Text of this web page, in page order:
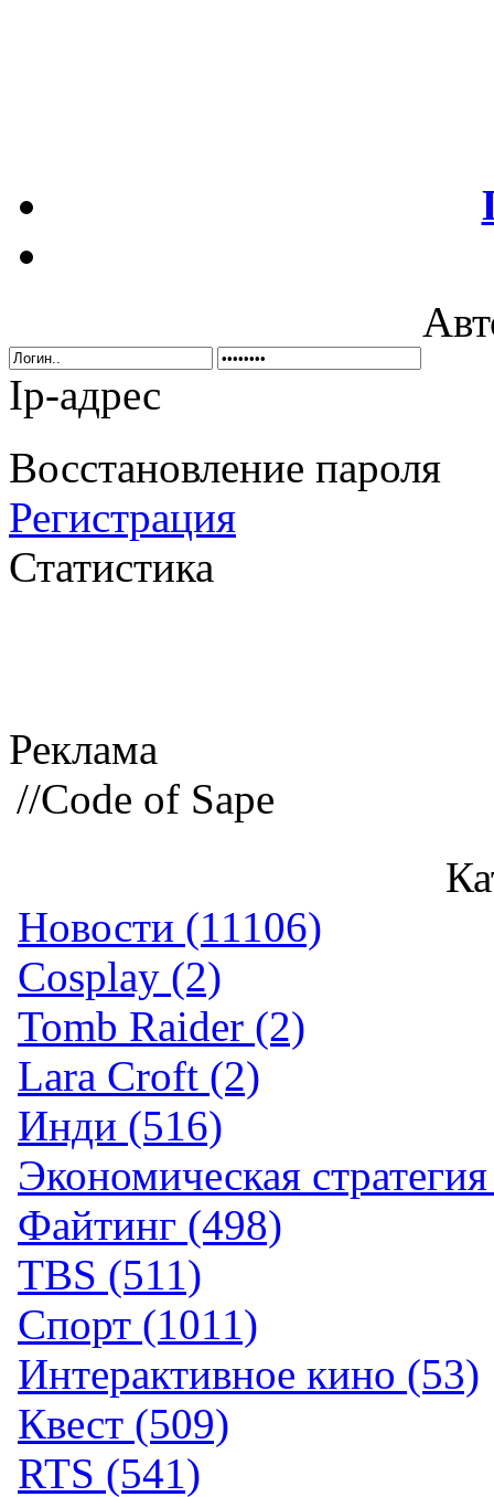
Ip-адрес
Восстановление пароля
Регистрация
Статистика
Реклама
//Code of Sape
Новости (11106)
Cosplay (2)
Tomb Raider (2)
Lara Croft (2)
Инди (516)
Экономическая
Файтинг (498)
TBS (511)
Спорт (1011)
Интерактивное кино (53)
Квест (509)
RTS (541)